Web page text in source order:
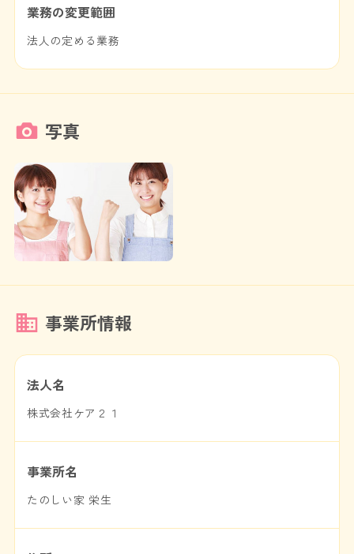
業務の変更範囲
法人の定める業務
写真
事業所情報
法人名
株式会社ケア２１
事業所名
たのしい家 栄生